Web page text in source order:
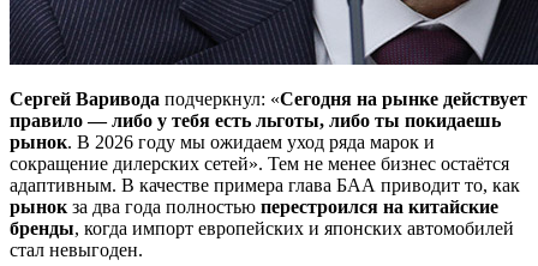
Сергей Варивода подчеркнул: «Сегодня на рынке действует
правило — либо у тебя есть льготы, либо ты покидаешь
рынок. В 2026 году мы ожидаем уход ряда марок и
сокращение дилерских сетей». Тем не менее бизнес остаётся
адаптивным. В качестве примера глава БАА приводит то, как
рынок за два года полностью перестроился на китайские
бренды, когда импорт европейских и японских автомобилей
стал невыгоден.